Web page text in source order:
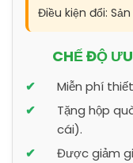
Điều kiện đổi:
CHẾ ĐỘ
Miễn phí
Tặng hộp
cái).
Được giảm